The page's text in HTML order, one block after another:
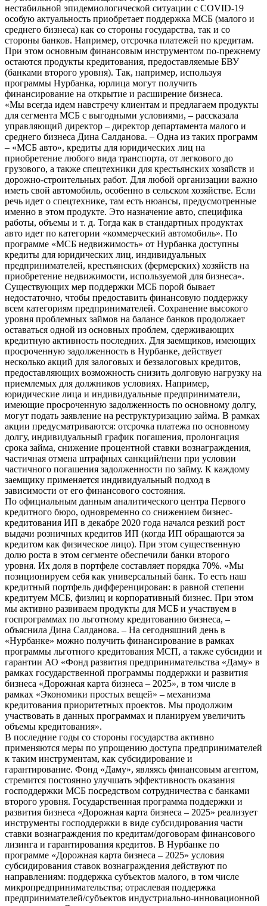
нестабильной эпидемиологической ситуации с COVID-19
особую актуальность приобретает поддержка МСБ (малого и
среднего бизнеса) как со стороны государства, так и со
стороны банков. Например, отсрочка платежей по кредитам.
При этом основным финансовым инструментом по-прежнему
остаются продукты кредитования, предоставляемые БВУ
(банками второго уровня). Так, например, используя
программы Нурбанка, юрлица могут получить
финансирование на открытие и расширение бизнеса.
«Мы всегда идем навстречу клиентам и предлагаем продукты
для сегмента МСБ с выгодными условиями, – рассказала
управляющий директор – директор департамента малого и
среднего бизнеса Дина Салданова. – Одна из таких программ
– «МСБ авто», кредиты для юридических лиц на
приобретение любого вида транспорта, от легкового до
грузового, а также спецтехники для крестьянских хозяйств и
дорожно-строительных работ. Для любой организации важно
иметь свой автомобиль, особенно в сельском хозяйстве. Если
речь идет о спецтехнике, там есть нюансы, предусмотренные
именно в этом продукте. Это назначение авто, специфика
работы, объемы и т. д. Тогда как в стандартных продуктах
авто идет по категории «коммерческий автомобиль». По
программе «МСБ недвижимость» от Нурбанка доступны
кредиты для юридических лиц, индивидуальных
предпринимателей, крестьянских (фермерских) хозяйств на
приобретение недвижимости, используемой для бизнеса».
Существующих мер поддержки МСБ порой бывает
недостаточно, чтобы предоставить финансовую поддержку
всем категориям предпринимателей. Сохранение высокого
уровня проблемных займов на балансе банков продолжает
оставаться одной из основных проблем, сдерживающих
кредитную активность последних. Для заемщиков, имеющих
просроченную задолженность в Нурбанке, действует
несколько акций для залоговых и беззалоговых кредитов,
предоставляющих возможность снизить долговую нагрузку на
приемлемых для должников условиях. Например,
юридические лица и индивидуальные предприниматели,
имеющие просроченную задолженность по основному долгу,
могут подать заявление на реструктуризацию займа. В рамках
акции предусматриваются: отсрочка платежа по основному
долгу, индивидуальный график погашения, пролонгация
срока займа, снижение процентной ставки вознаграждения,
частичная отмена штрафных санкций/пени при условии
частичного погашения задолженности по займу. К каждому
заемщику применяется индивидуальный подход в
зависимости от его финансового состояния.
По официальным данным аналитического центра Первого
кредитного бюро, одновременно со снижением бизнес-
кредитования ИП в декабре 2020 года начался резкий рост
выдачи розничных кредитов ИП (когда ИП обращаются за
кредитом как физическое лицо). При этом существенную
долю роста в этом сегменте обеспечили банки второго
уровня. Их доля в портфеле составляет порядка 70%. «Мы
позиционируем себя как универсальный банк. То есть наш
кредитный портфель дифференцирован: в равной степени
кредитуем МСБ, физлиц и корпоративный бизнес. При этом
мы активно развиваем продукты для МСБ и участвуем в
госпрограммах по льготному кредитованию бизнеса, –
объяснила Дина Салданова. – На сегодняшний день в
«Нурбанке» можно получить финансирование в рамках
программы льготного кредитования МСП, а также субсидии и
гарантии АО «Фонд развития предпринимательства «Даму» в
рамках государственной программы поддержки и развития
бизнеса «Дорожная карта бизнеса – 2025», в том числе в
рамках «Экономики простых вещей» – механизма
кредитования приоритетных проектов. Мы продолжим
участвовать в данных программах и планируем увеличить
объемы кредитования».
В последние годы со стороны государства активно
применяются меры по упрощению доступа предпринимателей
к таким инструментам, как субсидирование и
гарантирование. Фонд «Даму», являясь финансовым агентом,
стремится постоянно улучшать эффективность оказания
господдержки МСБ посредством сотрудничества с банками
второго уровня. Государственная программа поддержки и
развития бизнеса «Дорожная карта бизнеса – 2025» реализует
инструменты господдержки в виде субсидирования части
ставки вознаграждения по кредитам/договорам финансового
лизинга и гарантирования кредитов. В Нурбанке по
программе «Дорожная карта бизнеса – 2025» условия
субсидирования ставок вознаграждения действуют по
направлениям: поддержка субъектов малого, в том числе
микропредпринимательства; отраслевая поддержка
предпринимателей/субъектов индустриально-инновационной